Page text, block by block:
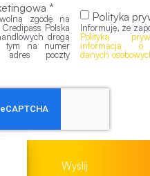
*
zgodę na
Polska
drogą
tym na numer
adres poczty
Polityka
Informuję, że
Polityką
informacją o
danych
Wyślij